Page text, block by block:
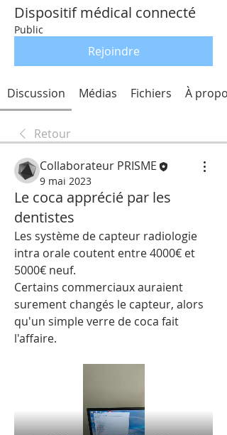
Dispositif médical connecté
Public
Rejoindre
Discussion Médias Fichiers À propos
Retour
Collaborateur PRISME
9 mai 2023
Le coca apprécié par les
dentistes
Les système de capteur radiologie
intra orale coutent entre 4000€ et
5000€ neuf.
Certains commerciaux auraient
surement changés le capteur, alors
qu'un simple verre de coca fait
l'affaire.